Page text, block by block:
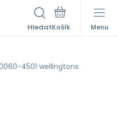
Hledat Menu
4501 wellingtons